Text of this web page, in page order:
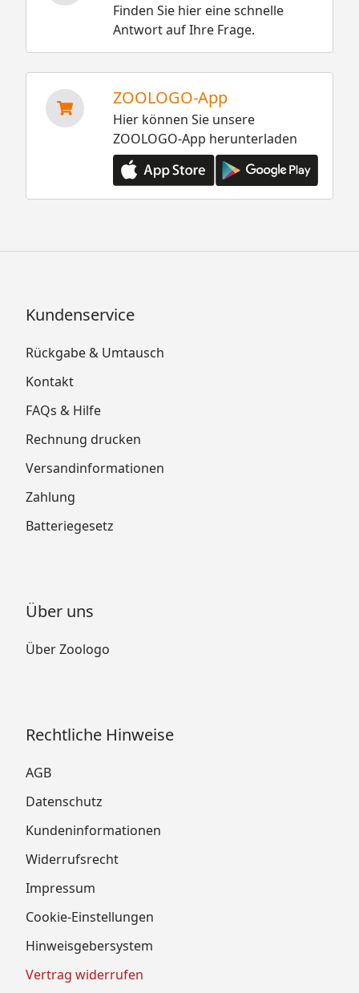
Finden Sie hier eine schnelle
Antwort auf Ihre Frage.
ZOOLOGO-App
Hier können Sie unsere
ZOOLOGO-App herunterladen
Kundenservice
Rückgabe & Umtausch
Kontakt
FAQs & Hilfe
Rechnung drucken
Versandinformationen
Zahlung
Batteriegesetz
Über uns
Über Zoologo
Rechtliche Hinweise
AGB
Datenschutz
Kundeninformationen
Widerrufsrecht
Impressum
Cookie-Einstellungen
Hinweisgebersystem
Vertrag widerrufen